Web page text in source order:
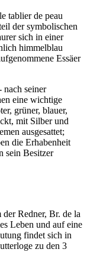
tablier de peau
der symbolischen
sich in einer
himmelblau
Essäer
nach seiner
eine wichtige
grüner, blauer,
mit Silber und
ausgesattet;
die Erhabenheit
sein Besitzer
Redner, Br. de la
Leben und auf eine
findet sich in
zu den 3